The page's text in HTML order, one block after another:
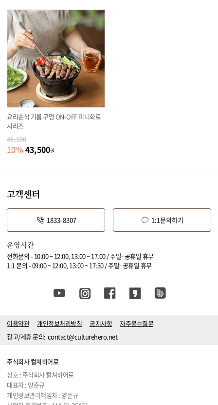
요리순삭 기름 구멍 ON-OFF 미니화로
시리즈
48,500
10% 43,500원
고객센터
1833-8307 1:1문의하기
운영시간
전화문의 - 10:00 ~ 12:00, 13:00 ~ 17:00 / 주말·공휴일 휴무
1:1 문의 - 09:00 ~ 12:00, 13:00 ~ 17:30 / 주말·공휴일 휴무
이용약관 개인정보처리방침 공지사항
자주묻는질문
광고/제휴 문의: contact@culturehero.net
주식회사 컬쳐히어로
상호 : 주식회사 컬쳐히어로
대표자 : 양준규
개인정보관리책임자 : 양준규